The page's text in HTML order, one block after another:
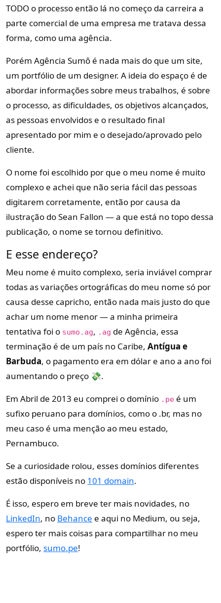
TODO o processo então lá no começo da carreira a
parte comercial de uma empresa me tratava dessa
forma, como uma agência.
Porém Agência Sumô é nada mais do que um site,
um portfólio de um designer. A ideia do espaço é de
abordar informações sobre meus trabalhos, é sobre
o processo, as dificuldades, os objetivos alcançados,
as pessoas envolvidos e o resultado final
apresentado por mim e o desejado/aprovado pelo
cliente.
O nome foi escolhido por que o meu nome é muito
complexo e achei que não seria fácil das pessoas
digitarem corretamente, então por causa da
ilustração do Sean Fallon — a que está no topo dessa
publicação, o nome se tornou definitivo.
E esse endereço?
Meu nome é muito complexo, seria inviável comprar
todas as variações ortográficas do meu nome só por
causa desse capricho, então nada mais justo do que
achar um nome menor — a minha primeira
tentativa foi o sumo.ag, .ag de Agência, essa
terminação é de um país no Caribe, Antígua e
Barbuda, o pagamento era em dólar e ano a ano foi
aumentando o preço 💸.
Em Abril de 2013 eu comprei o domínio .pe é um
sufixo peruano para domínios, como o .br, mas no
meu caso é uma menção ao meu estado,
Pernambuco.
Se a curiosidade rolou, esses domínios diferentes
estão disponíveis no 101 domain.
É isso, espero em breve ter mais novidades, no
LinkedIn, no Behance e aqui no Medium, ou seja,
espero ter mais coisas para compartilhar no meu
portfólio, sumo.pe!